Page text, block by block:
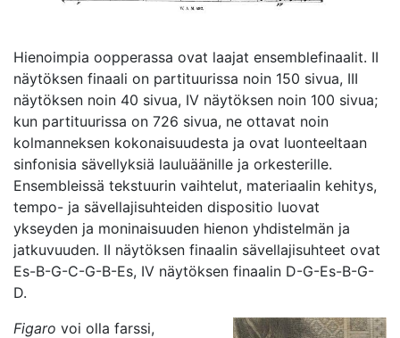
Hienoimpia oopperassa ovat laajat ensemblefinaalit. II
näytöksen finaali on partituurissa noin 150 sivua, III
näytöksen noin 40 sivua, IV näytöksen noin 100 sivua;
kun partituurissa on 726 sivua, ne ottavat noin
kolmanneksen kokonaisuudesta ja ovat luonteeltaan
sinfonisia sävellyksiä lauluäänille ja orkesterille.
Ensembleissä tekstuurin vaihtelut, materiaalin kehitys,
tempo- ja sävellajisuhteiden dispositio luovat
ykseyden ja moninaisuuden hienon yhdistelmän ja
jatkuvuuden. II näytöksen finaalin sävellajisuhteet ovat
Es-B-G-C-G-B-Es, IV näytöksen finaalin D-G-Es-B-G-
D.
Figaro voi olla farssi,